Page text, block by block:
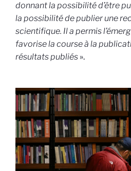
donnant la possibilité d’être
la possibilité de publier une
scientifique. Il a permis
favorise la course à la
résultats publiés».